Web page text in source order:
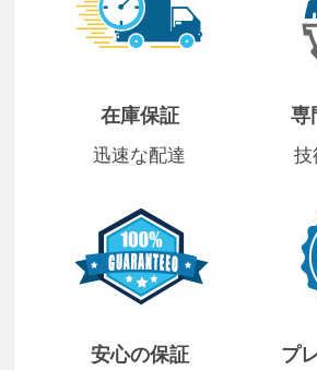
在庫保証
迅速な配達
専
技
安心の保証 プ